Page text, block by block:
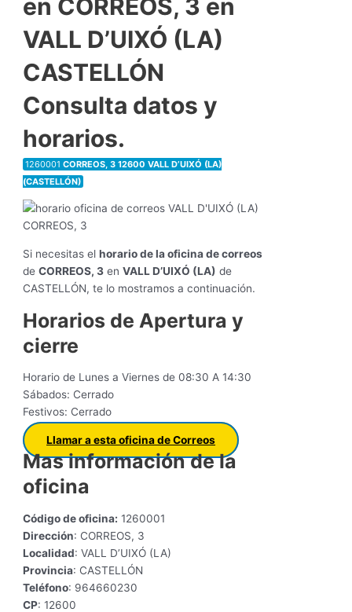
en CORREOS, 3 en
VALL D’UIXÓ (LA)
CASTELLÓN
Consulta datos y
horarios.
1260001CORREOS, 3 12600 VALL D’UIXÓ (LA)
(CASTELLÓN)
Si necesitas elhorario de la oficina de correos
deCORREOS, 3 enVALL D’UIXÓ (LA) de
CASTELLÓN, te lo mostramos a continuación.
Horarios de Apertura y
cierre
Horario de Lunes a Viernes de 08:30 A 14:30
Sábados: Cerrado
Festivos: Cerrado
Llamar a esta oficina de Correos
Mas información de la
oficina
Código de oficina: 1260001
Dirección: CORREOS, 3
Localidad: VALL D’UIXÓ (LA)
Provincia: CASTELLÓN
Teléfono: 964660230
CP: 12600